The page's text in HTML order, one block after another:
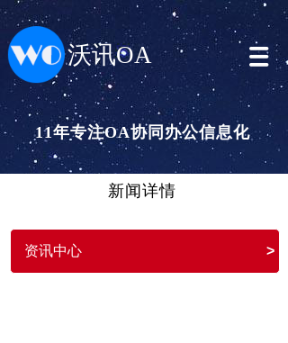
沃讯OA
11年专注OA协同办公信息化
新闻详情
资讯中心 >